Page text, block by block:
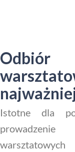
Istotne dla